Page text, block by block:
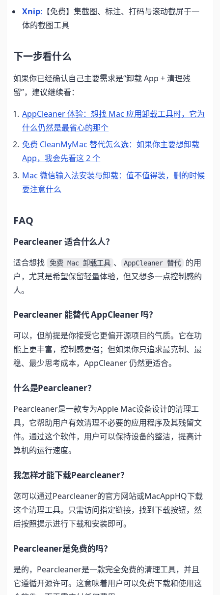
Xnip: 【免费】集截图、标注、打码与滚动截屏于一
体的截图工具
下一步看什么
如果你已经确认自己主要需求是“卸载 App + 清理残
留”，建议继续看：
AppCleaner 体验：想找 Mac 应用卸载工具时，它为
什么仍然是最省心的那个
免费 CleanMyMac 替代怎么选：如果你主要想卸载
App，我会先看这 2 个
Mac 微信输入法安装与卸载：值不值得装，删的时候
要注意什么
FAQ
Pearcleaner 适合什么人？
适合想找 免费 Mac 卸载工具 、 AppCleaner 替代
的用
户，尤其是希望保留轻量体验，但又想多一点控制感的
人。
Pearcleaner 能替代 AppCleaner 吗？
可以，但前提是你接受它更偏开源项目的气质。它在功
能上更丰富，控制感更强；但如果你只追求最克制、最
稳、最少思考成本，AppCleaner 仍然更适合。
什么是Pearcleaner？
Pearcleaner是一款专为Apple Mac设备设计的清理工
具，它帮助用户有效清理不必要的应用程序及其残留文
件。通过这个软件，用户可以保持设备的整洁，提高计
算机的运行速度。
我怎样才能下载Pearcleaner？
您可以通过Pearcleaner的官方网站或MacAppHQ下载
这个清理工具。只需访问指定链接，找到下载按钮，然
后按照提示进行下载和安装即可。
Pearcleaner是免费的吗？
是的，Pearcleaner是一款完全免费的清理工具，并且
它遵循开源许可。这意味着用户可以免费下载和使用这